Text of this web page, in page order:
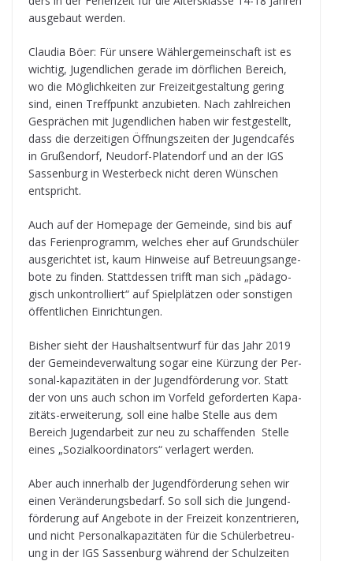
aus­ge­baut werden.
Clau­dia Böer: Für unsere Wäh­ler­ge­mein­schaft ist es
wich­tig, Jugend­li­chen gerade im dörf­li­chen Bereich,
wo die Mög­lich­kei­ten zur Frei­zeit­ge­stal­tung gering
sind, einen Treff­punkt anzu­bie­ten. Nach zahl­rei­chen
Gesprä­chen mit Jugend­li­chen haben wir fest­ge­stellt,
dass die der­zei­ti­gen Öff­nungs­zei­ten der Jugend­ca­fés
in Gru­ßen­dorf, Neu­dorf-Pla­ten­dorf und an der IGS
Sas­sen­burg in Wes­ter­beck nicht deren Wün­schen
entspricht.
Auch auf der Home­page der Gemeinde, sind bis auf
das Feri­en­pro­gramm, wel­ches eher auf Grund­schü­ler
aus­ge­rich­tet ist, kaum Hin­weise auf Betreu­ungs­an­ge­
bote zu fin­den. Statt­des­sen trifft man sich „päd­ago­
gisch unkon­trol­liert“ auf Spiel­plät­zen oder sons­ti­gen
öffent­li­chen Einrichtungen.
Bis­her sieht der Haus­halts­ent­wurf für das Jahr 2019
der Gemein­de­ver­wal­tung sogar eine Kür­zung der Per­
so­nal-kapa­zi­tä­ten in der Jugend­för­de­rung vor. Statt
der von uns auch schon im Vor­feld gefor­der­ten Kapa­
zi­täts-erwei­te­rung, soll eine halbe Stelle aus dem
Bereich Jugend­ar­beit zur neu zu schaf­fen­den Stelle
eines „Sozi­al­ko­or­di­na­tors“ ver­la­gert werden.
Aber auch inner­halb der Jugend­för­de­rung sehen wir
einen Ver­än­de­rungs­be­darf. So soll sich die Jun­gend-
för­de­rung auf Ange­bote in der Frei­zeit kon­zen­trie­ren,
und nicht Per­so­nal­ka­pa­zi­tä­ten für die Schü­ler­be­treu­
ung in der IGS Sas­sen­burg wäh­rend der Schul­zei­ten